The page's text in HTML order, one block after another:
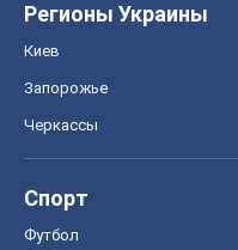
Регионы Украины
Киев
Запорожье
Черкассы
Спорт
Футбол